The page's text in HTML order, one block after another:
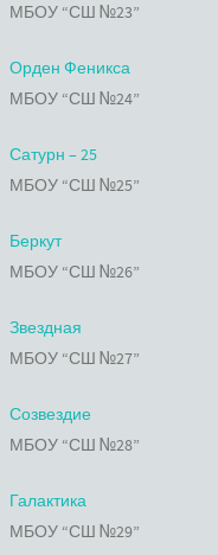
МБОУ “СШ №23”
Орден Феникса
МБОУ “СШ №24”
Сатурн – 25
МБОУ “СШ №25”
Беркут
МБОУ “СШ №26”
Звездная
МБОУ “СШ №27”
Созвездие
МБОУ “СШ №28”
Галактика
МБОУ “СШ №29”